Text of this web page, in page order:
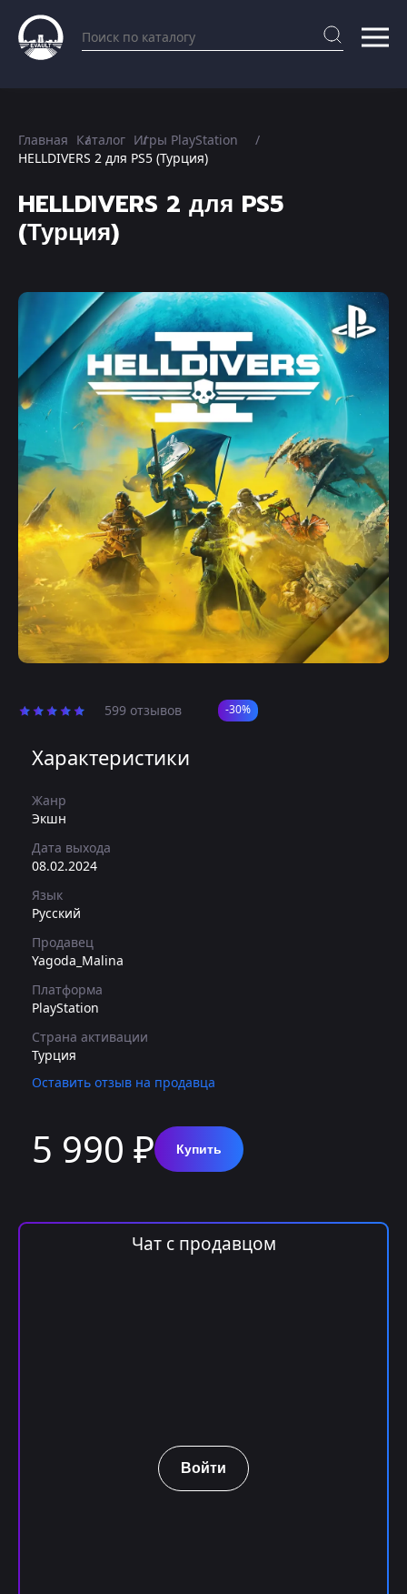
Главная Каталог Игры PlayStation
HELLDIVERS 2 для PS5 (Турция)
HELLDIVERS 2 для PS5
(Турция)
599 отзывов -30%
Характеристики
Жанр
Экшн
Дата выхода
08.02.2024
Язык
Русский
Продавец
Yagoda_Malina
Платформа
PlayStation
Страна активации
Турция
Оставить отзыв на продавца
5 990 ₽ Купить
Чат с продавцом
Войти